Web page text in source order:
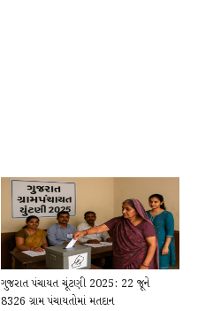
ગુજરાત પંચાયત ચૂંટણી 2025: 22 જૂને
8326 ગ્રામ પંચાયતોમાં મતદાન